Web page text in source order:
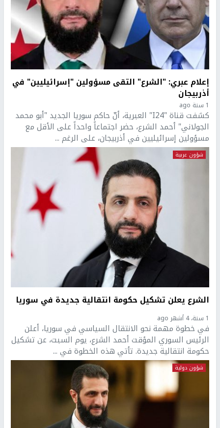
إعلام عبري: "الشرع" التقى مسؤولين "إسرائيليين" في
أذربيجان
1 سنة ago
كشفت قناة "I24" العبرية، أنّ حاكم سوريا الجديد "أبو محمد
الجولاني" أحمد الشرع، حضر اجتماعاً واحداً على الأقل مع
مسؤولين إسرائيليين في أذربيجان، على الرغم ...
شؤون عربية
الشرع يعلن تشكيل حكومة انتقالية جديدة في سوريا
1 سنة، 4 أشهر ago
في خطوة مهمة نحو الانتقال السياسي في سوريا، أعلن
الرئيس السوري المؤقت أحمد الشرع، يوم السبت، عن تشكيل
حكومة انتقالية جديدة. تأتي هذه الخطوة في ...
شؤون دولية